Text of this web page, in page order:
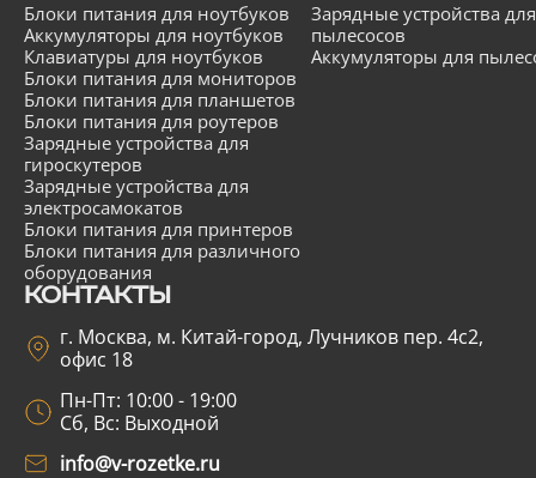
Блоки питания для ноутбуков
Аккумуляторы для ноутбуков
Клавиатуры для ноутбуков
Блоки питания для мониторов
Блоки питания для планшетов
Блоки питания для роутеров
Зарядные устройства для
гироскутеров
Зарядные устройства для
электросамокатов
Блоки питания для принтеров
Блоки питания для различного
оборудования
Зарядные устройства для
пылесосов
Аккумуляторы для
КОНТАКТЫ
г. Москва, м. Китай-город, Лучников пер. 4с2,
офис 18
Пн-Пт: 10:00 - 19:00
Сб, Вс: Выходной
info@v-rozetke.ru